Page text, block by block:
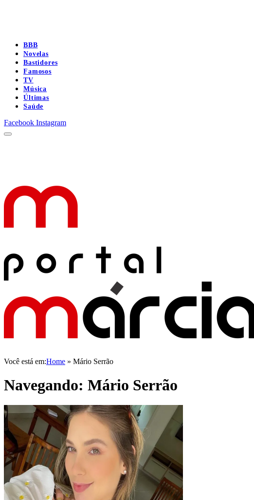
BBB
Novelas
Bastidores
Famosos
TV
Música
Últimas
Saúde
Facebook Instagram
Você está em:Home » Mário Serrão
Navegando: Mário Serrão